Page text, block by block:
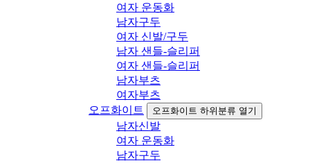
여자 운동화
남자구두
여자 신발/구두
남자 샌들-슬리퍼
여자 샌들-슬리퍼
남자부츠
여자부츠
오프화이트
오프화이트 하위분류 열기
남자신발
여자 운동화
남자구두